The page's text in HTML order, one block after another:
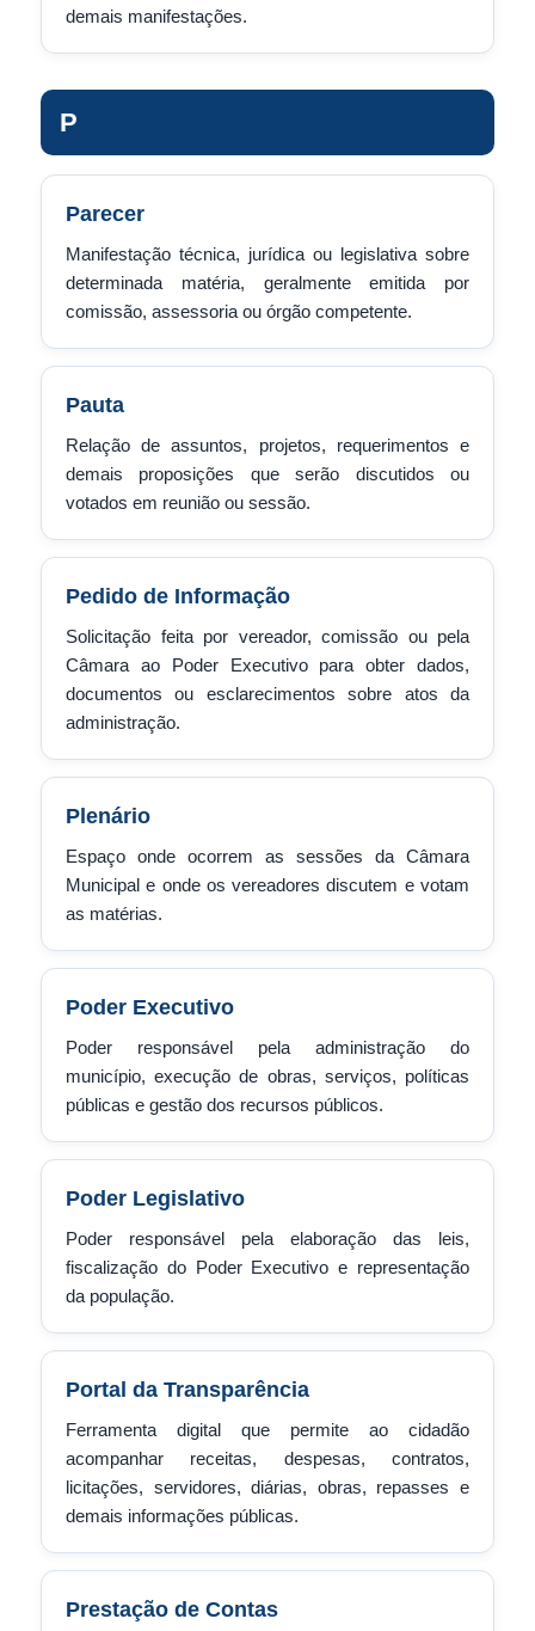
demais manifestações.
P
Parecer
Manifestação técnica, jurídica ou legislativa sobre
determinada matéria, geralmente emitida por
comissão, assessoria ou órgão competente.
Pauta
Relação de assuntos, projetos, requerimentos e
demais proposições que serão discutidos ou
votados em reunião ou sessão.
Pedido de Informação
Solicitação feita por vereador, comissão ou pela
Câmara ao Poder Executivo para obter dados,
documentos ou esclarecimentos sobre atos da
administração.
Plenário
Espaço onde ocorrem as sessões da Câmara
Municipal e onde os vereadores discutem e votam
as matérias.
Poder Executivo
Poder responsável pela administração do
município, execução de obras, serviços, políticas
públicas e gestão dos recursos públicos.
Poder Legislativo
Poder responsável pela elaboração das leis,
fiscalização do Poder Executivo e representação
da população.
Portal da Transparência
Ferramenta digital que permite ao cidadão
acompanhar receitas, despesas, contratos,
licitações, servidores, diárias, obras, repasses e
demais informações públicas.
Prestação de Contas